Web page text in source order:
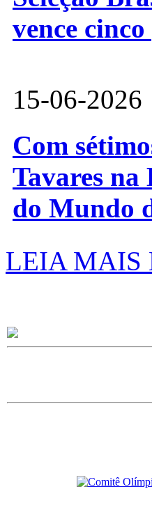
vence
15-06-2026
Com
Tavares na
do Mundo
LEIA MAIS